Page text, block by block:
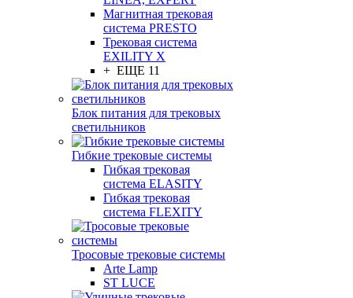
Магнитная трековая
система PRESTO
Трековая система
EXILITY X
+ ЕЩЕ 11
Блок питания для трековых
светильников
Гибкие трековые системы
Гибкая трековая
система ELASITY
Гибкая трековая
система FLEXITY
Тросовые трековые системы
Arte Lamp
ST LUCE